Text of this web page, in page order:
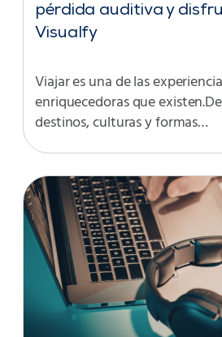
pérdida auditiva y
Visualfy
Viajar es una de las
enriquecedoras que
destinos, culturas y formas…